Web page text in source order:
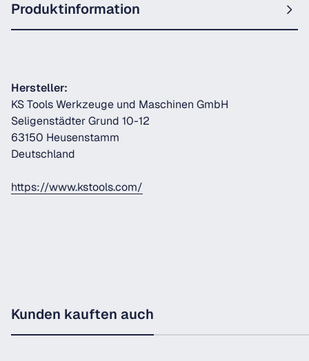
Produktinformation
Hersteller:
KS Tools Werkzeuge und Maschinen GmbH
Seligenstädter Grund 10-12
63150 Heusenstamm
Deutschland
https://www.kstools.com/
Kunden kauften auch